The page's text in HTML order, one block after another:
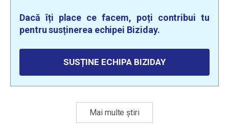
Dacă îți place ce facem, poți contribui tu
pentru susținerea echipei Biziday.
SUSȚINE ECHIPA BIZIDAY
Mai multe știri